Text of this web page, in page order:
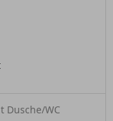
Dusche/WC